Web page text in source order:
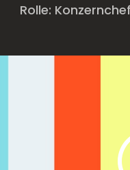
Rolle: